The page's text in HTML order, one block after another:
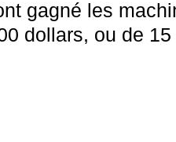
gagné les
dollars, ou de